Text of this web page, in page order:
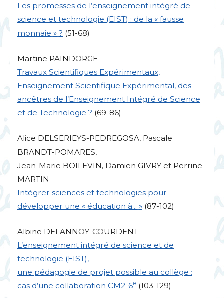
Les promesses de l’enseignement intégré de
science et technologie (EIST) : de la « fausse
monnaie » ? (51-68)
Martine PAINDORGE
Travaux Scientifiques Expérimentaux,
Enseignement Scientifique Expérimental, des
ancêtres de l’Enseignement Intégré de Science
et de Technologie ? (69-86)
Alice DELSERIEYS-PEDREGOSA, Pascale
BRANDT-POMARES,
Jean-Marie BOILEVIN, Damien GIVRY et Perrine
MARTIN
Intégrer sciences et technologies pour
développer une « éducation à... » (87-102)
Albine DELANNOY-COURDENT
L’enseignement intégré de science et de
technologie (EIST),
une pédagogie de projet possible au collège :
cas d’une collaboration CM2-6e (103-129)